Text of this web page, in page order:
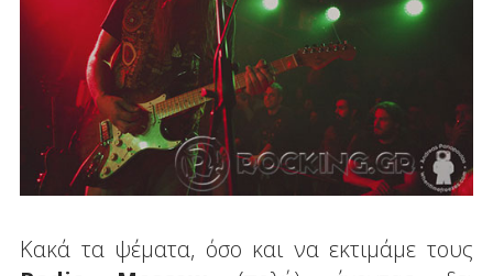
Κακά τα ψέματα, όσο και να εκτιμάμε τους